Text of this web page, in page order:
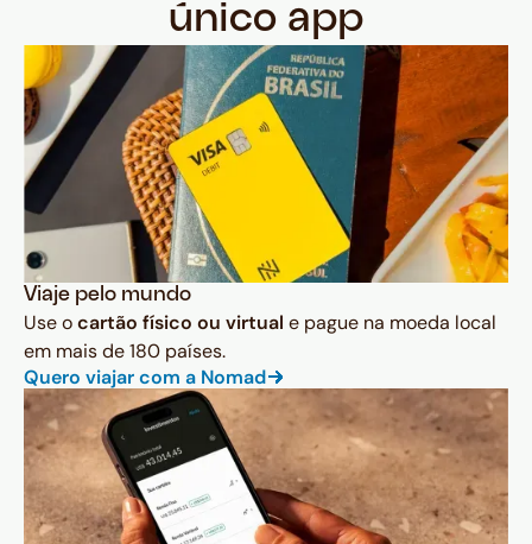
único app
Viaje pelo mundo
Use ocartão físico ou virtual e pague na moeda local
em mais de 180 países.
Quero viajar com a Nomad